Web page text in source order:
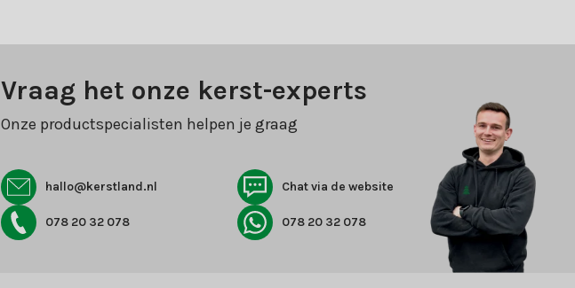
Vraag het onze kerst-experts
Onze productspecialisten helpen je graag
hallo@kerstland.nl Chat via de website
078 20 32 078 078 20 32 078